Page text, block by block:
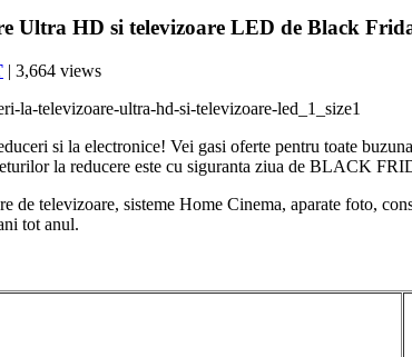
Ultra HD si televizoare LED de Black
| 3,664 views
si la electronice! Vei gasi oferte pentru toate
la reducere este cu siguranta ziua de BLACK
de televizoare, sisteme Home Cinema, aparate foto,
tot anul.